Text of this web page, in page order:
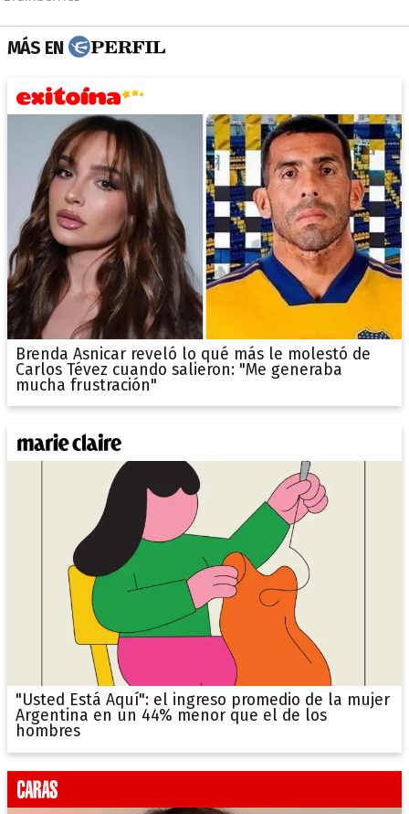
MÁS EN
Brenda Asnicar reveló lo qué más le molestó de
Carlos Tévez cuando salieron: "Me generaba
mucha frustración"
"Usted Está Aquí": el ingreso promedio de la mujer
Argentina en un 44% menor que el de los
hombres